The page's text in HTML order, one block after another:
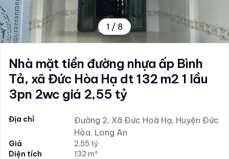
1 / 8
Nhà mặt tiền đường nhựa ấp Bình
Tả, xã Đức Hòa Hạ dt 132 m2 1 lầu
3pn 2wc giá 2,55 tỷ
Địa chỉ
Đường 2, Xã Đức Hoà Hạ, Huyện Đức
Hòa, Long An
Giá
2.55 tỷ
Diện tích
132 m²